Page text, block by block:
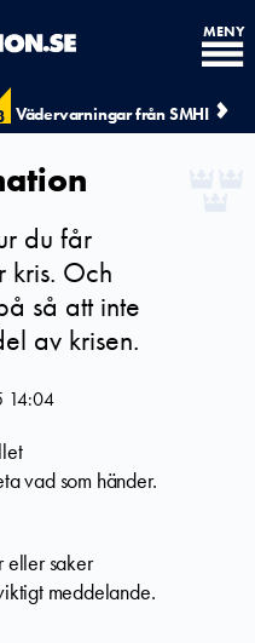
Vädervarningar från SMHI
MENY
du får
kris. Och
så att inte
av krisen.
14:04
vad som händer.
eller saker
meddelande.